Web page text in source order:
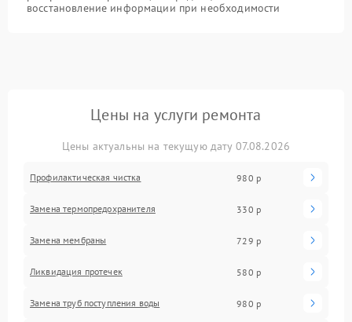
восстановление информации при необходимости
Цены на услуги ремонта
Цены актуальны на текущую дату 07.08.2026
Профилактическая чистка 980 р
Замена термопредохранителя 330 р
Замена мембраны 729 р
Ликвидация протечек 580 р
Замена труб поступления воды 980 р